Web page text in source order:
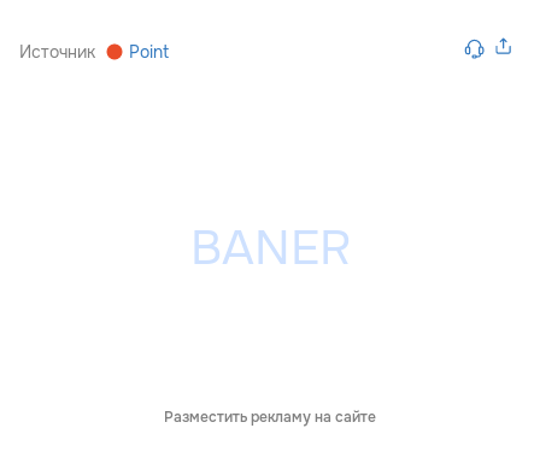
Источник Point
Разместить рекламу на сайте